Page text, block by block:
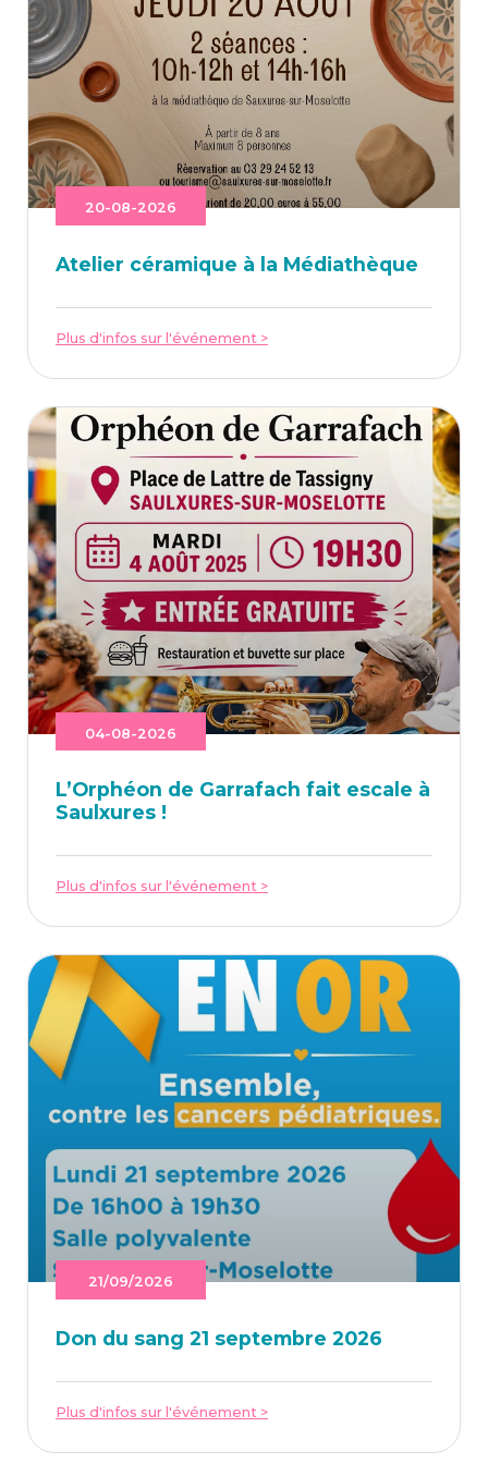
20-08-2026
Ate­lier céra­mique à la Médiathèque
Plus d'infos sur l'événement >
04-08-2026
L’Or­phéon de Gar­ra­fach fait escale à
Saulxures !
Plus d'infos sur l'événement >
21/09/2026
Don du sang 21 sep­tembre 2026
Plus d'infos sur l'événement >